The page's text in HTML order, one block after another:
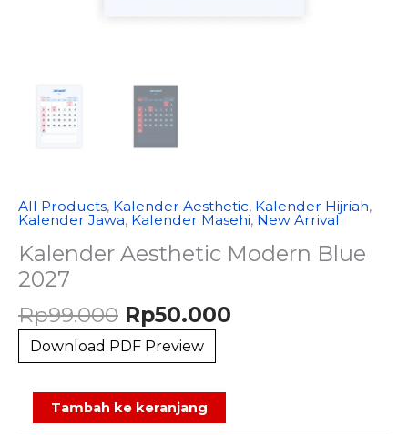
All Products, Kalender Aesthetic, Kalender Hijriah,
Kalender Jawa, Kalender Masehi, New Arrival
Kalender Aesthetic Modern Blue
2027
Rp99.000 Harga
aslinya
adalah:
Rp50.000
Download PDF Preview
Kuantitas
Kalender
Tambah ke keranjang